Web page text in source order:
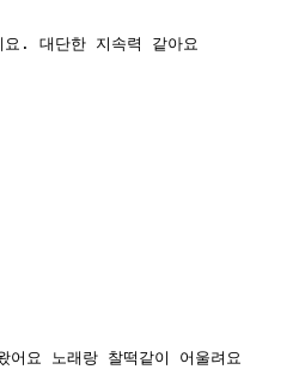
. 대단한 지속력 같아요
어요 노래랑 찰떡같이 어울려요